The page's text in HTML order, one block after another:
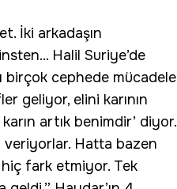
İki arkadaşın
Halil Suriye’de
birçok cephede mücadele
geliyor, elini karının
artık benimdir’ diyor.
veriyorlar. Hatta bazen
fark etmiyor. Tek